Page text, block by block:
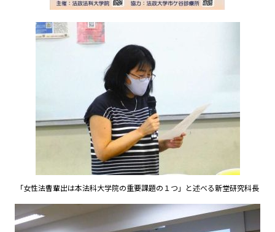
「女性法曹輩出は本法科大学院の重要課題の１つ」と述べる新堂研究科長